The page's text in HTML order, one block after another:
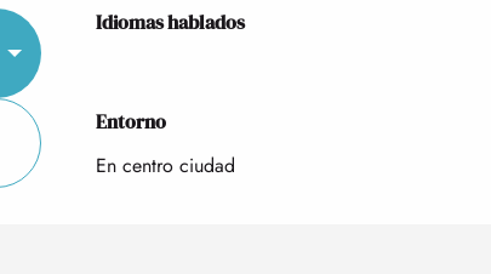
Idiomas hablados
Idiomas hablados
Entorno
Entorno
En centro ciudad